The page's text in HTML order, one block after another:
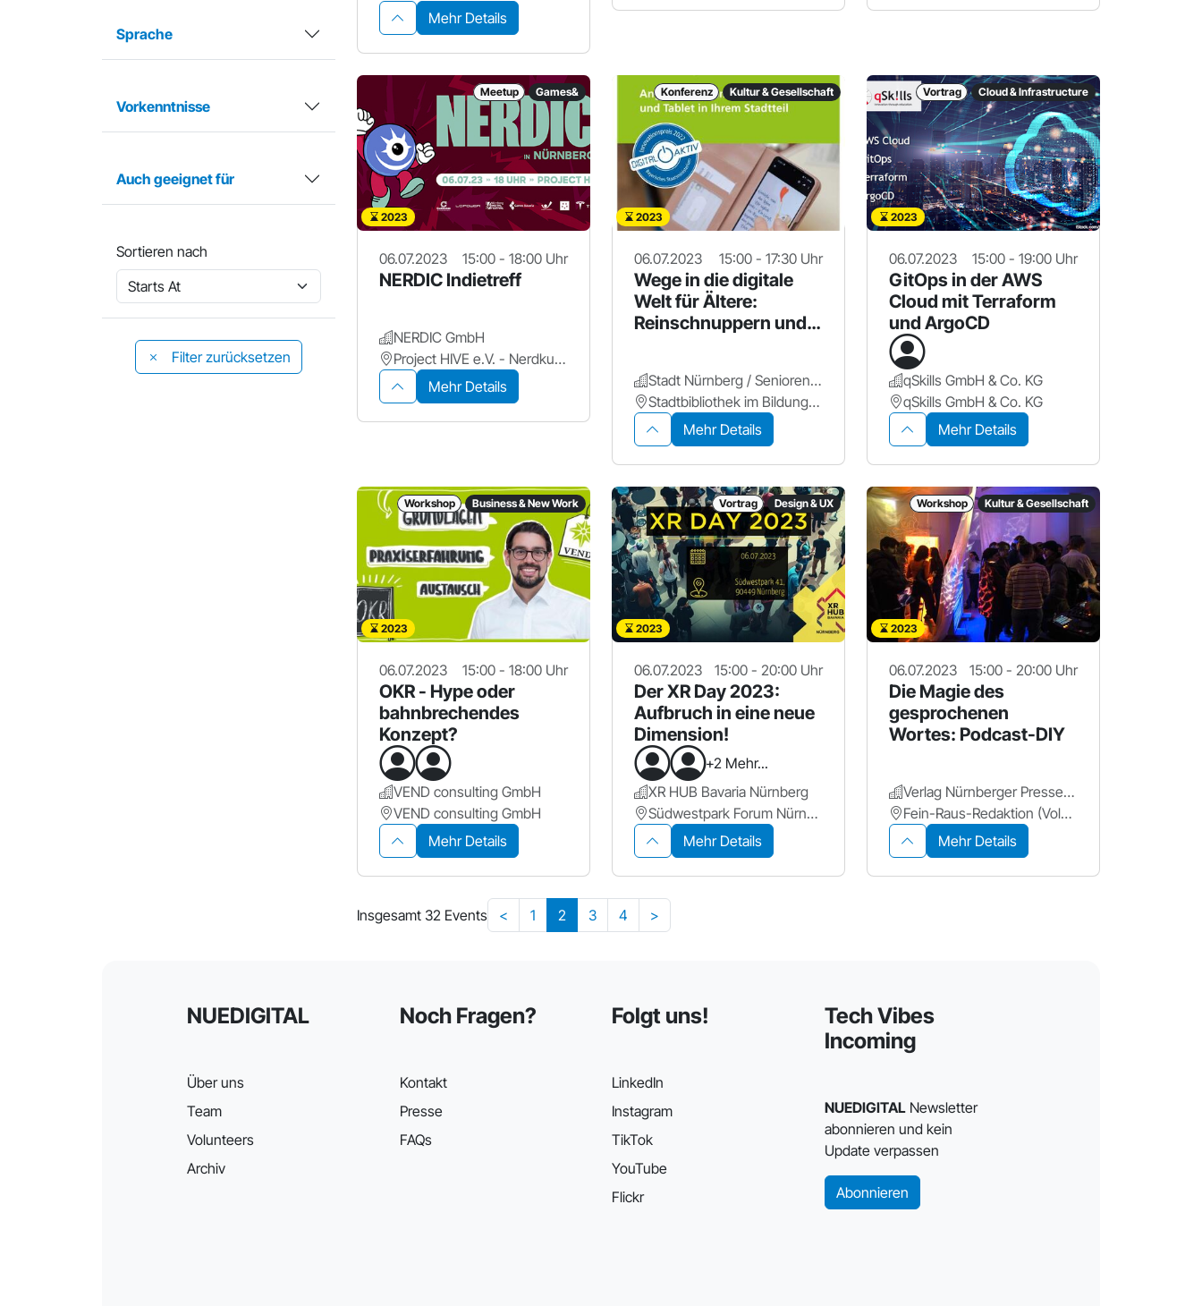
Sprache
Vorkenntnisse
Auch geeignet für
Sortieren nach
Filter zurücksetzen
Mehr Details
Meetup Games&
2023
06.07.2023 15:00 - 18:00 Uhr
NERDIC Indietreff
NERDIC GmbH
Project HIVE e.V. - Nerdkultur Zentrum
Mehr Details
Konferenz Kultur & Gesellschaft
2023
06.07.2023 15:00 - 17:30 Uhr
Wege in die digitale
Welt für Ältere:
Reinschnuppern und
Stadt Nürnberg / Seniorenamt
Stadtbibliothek im Bildungscampus Nürnberg
Mehr Details
Vortrag Cloud & Infrastructure
2023
06.07.2023 15:00 - 19:00 Uhr
GitOps in der AWS
Cloud mit Terraform
und ArgoCD
qSkills GmbH & Co. KG
qSkills GmbH & Co. KG
Mehr Details
Workshop Business & New Work
2023
06.07.2023 15:00 - 18:00 Uhr
OKR - Hype oder
bahnbrechendes
Konzept?
VEND consulting GmbH
VEND consulting GmbH
Mehr Details
Vortrag Design & UX
2023
06.07.2023 15:00 - 20:00 Uhr
Der XR Day 2023:
Aufbruch in eine neue
Dimension!
+2 Mehr...
XR HUB Bavaria Nürnberg
Südwestpark Forum Nürnberg
Mehr Details
Workshop Kultur & Gesellschaft
2023
06.07.2023 15:00 - 20:00 Uhr
Die Magie des
gesprochenen
Wortes: Podcast-DIY
Verlag Nürnberger Presse (VNP)
Fein-Raus-Redaktion (Volprechtstraße 21)
Mehr Details
Insgesamt 32 Events < 1 2 3 4 >
NUEDIGITAL
Über uns
Team
Volunteers
Archiv
Noch Fragen?
Kontakt
Presse
FAQs
Folgt uns!
LinkedIn
Instagram
TikTok
YouTube
Flickr
Tech Vibes
Incoming
NUEDIGITALNewsletter
abonnieren und kein
Update verpassen
Abonnieren